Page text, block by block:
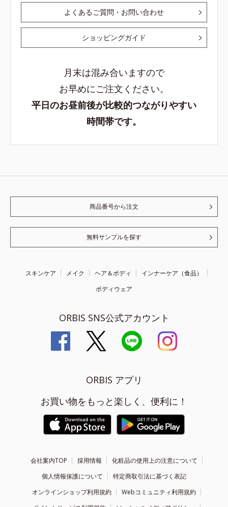
よくあるご質問・お問い合わせ
ショッピングガイド
月末は混み合いますので
お早めにご注文ください。
平日のお昼前後が比較的つながりやすい
時間帯です。
商品番号から注文
無料サンプルを探す
スキンケア メイク ヘア＆ボディ
インナーケア（食品）
ボディウェア
ORBIS SNS公式アカウント
ORBIS アプリ
お買い物をもっと楽しく、便利に！
会社案内TOP 採用情報
化粧品の使用上の注意について
個人情報保護について
特定商取引法に基づく表記
オンラインショップ利用規約
Webコミュニティ利用規約